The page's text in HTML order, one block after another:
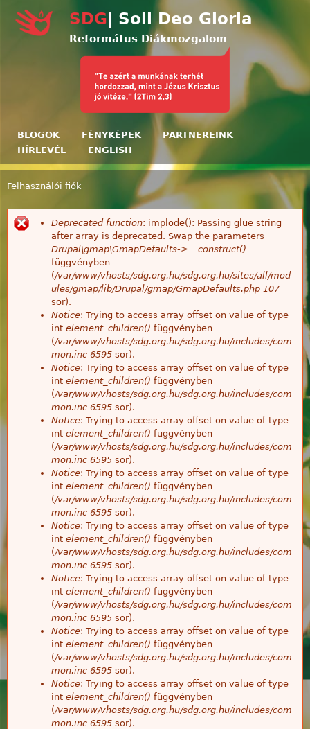
SDG | Soli Deo Gloria
Református Diákmozgalom
BLOGOK FÉNYKÉPEK
PARTNEREINK
HÍRLEVÉL
ENGLISH
Jelenlegi hely
Felhasználói fiók
Hibaüzenet
Deprecated function: implode(): Passing glue string
after array is deprecated. Swap the parameters
Drupal\gmap\GmapDefaults->__construct()
függvényben
(/var/www/vhosts/sdg.org.hu/sdg.org.hu/sites/all/mod
ules/gmap/lib/Drupal/gmap/GmapDefaults.php 107
sor).
Notice: Trying to access array offset on value of type
int element_children() függvényben
(/var/www/vhosts/sdg.org.hu/sdg.org.hu/includes/com
mon.inc 6595 sor).
Notice: Trying to access array offset on value of type
int element_children() függvényben
(/var/www/vhosts/sdg.org.hu/sdg.org.hu/includes/com
mon.inc 6595 sor).
Notice: Trying to access array offset on value of type
int element_children() függvényben
(/var/www/vhosts/sdg.org.hu/sdg.org.hu/includes/com
mon.inc 6595 sor).
Notice: Trying to access array offset on value of type
int element_children() függvényben
(/var/www/vhosts/sdg.org.hu/sdg.org.hu/includes/com
mon.inc 6595 sor).
Notice: Trying to access array offset on value of type
int element_children() függvényben
(/var/www/vhosts/sdg.org.hu/sdg.org.hu/includes/com
mon.inc 6595 sor).
Notice: Trying to access array offset on value of type
int element_children() függvényben
(/var/www/vhosts/sdg.org.hu/sdg.org.hu/includes/com
mon.inc 6595 sor).
Notice: Trying to access array offset on value of type
int element_children() függvényben
(/var/www/vhosts/sdg.org.hu/sdg.org.hu/includes/com
mon.inc 6595 sor).
Notice: Trying to access array offset on value of type
int element_children() függvényben
(/var/www/vhosts/sdg.org.hu/sdg.org.hu/includes/com
mon.inc 6595 sor).